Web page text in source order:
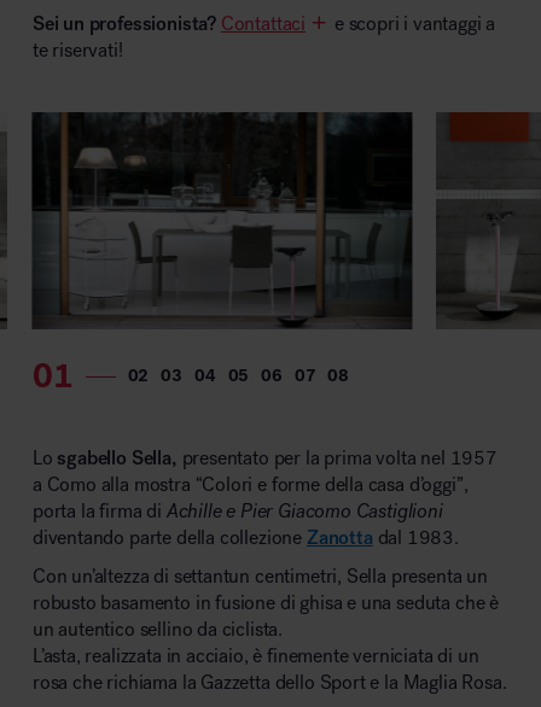
MillerKnoll
Sei un professionista? Contattaci
e scopri i vantaggi a
te riservati!
Lo sgabello Sella, presentato per la prima volta nel 1957
a Como alla mostra “Colori e forme della casa d’oggi”,
porta la firma di Achille e Pier Giacomo Castiglioni
diventando parte della collezione Zanottadal 1983.
Con un’altezza di settantun centimetri, Sella presenta un
robusto basamento in fusione di ghisa e una seduta che è
un autentico sellino da ciclista.
L’asta, realizzata in acciaio, è finemente verniciata di un
rosa che richiama la Gazzetta dello Sport e la Maglia Rosa.